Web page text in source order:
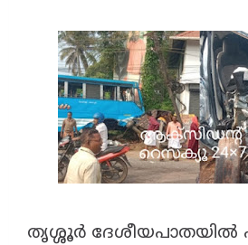
തൃശ്ശൂർ ദേശീയപാതയിൽ